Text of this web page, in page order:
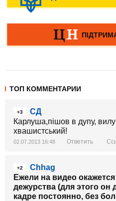
ТОП КОММЕНТАРИИ
+3
СД
Карлуша,пішов в дупу,
хвашистський!
02.07.2013 16:48 Ответить
+2
Chhag
Ежели на видео
дежурства (для этого он
кадре постоянно, без